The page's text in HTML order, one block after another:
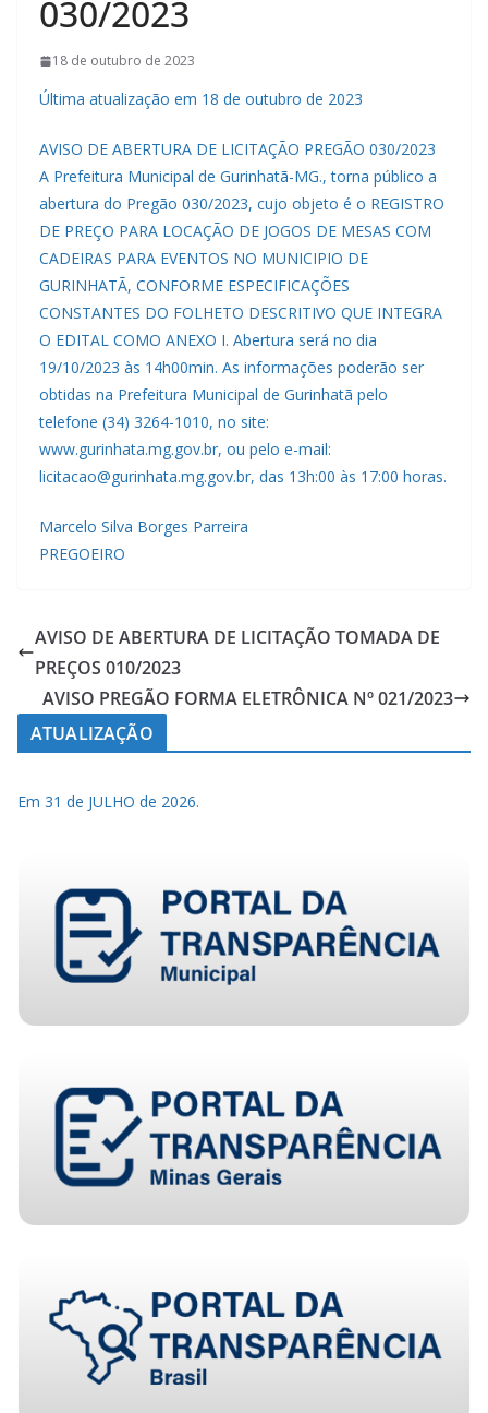
030/2023
18 de outubro de 2023
Última atualização em 18 de outubro de 2023
AVISO DE ABERTURA DE LICITAÇÃO PREGÃO 030/2023
A Prefeitura Municipal de Gurinhatã-MG., torna público a
abertura do Pregão 030/2023, cujo objeto é o REGISTRO
DE PREÇO PARA LOCAÇÃO DE JOGOS DE MESAS COM
CADEIRAS PARA EVENTOS NO MUNICIPIO DE
GURINHATÃ, CONFORME ESPECIFICAÇÕES
CONSTANTES DO FOLHETO DESCRITIVO QUE INTEGRA
O EDITAL COMO ANEXO I. Abertura será no dia
19/10/2023 às 14h00min. As informações poderão ser
obtidas na Prefeitura Municipal de Gurinhatã pelo
telefone (34) 3264-1010, no site:
www.gurinhata.mg.gov.br, ou pelo e-mail:
licitacao@gurinhata.mg.gov.br, das 13h:00 às 17:00 horas.
Marcelo Silva Borges Parreira
PREGOEIRO
AVISO DE ABERTURA DE LICITAÇÃO TOMADA DE
PREÇOS 010/2023
AVISO PREGÃO FORMA ELETRÔNICA Nº 021/2023
ATUALIZAÇÃO
Em 31 de JULHO de 2026.